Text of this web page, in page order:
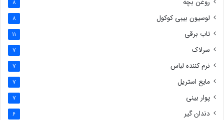
روغن بچه 8
لوسیون بیبی کوکول 8
تاب برقی 11
سرلاک 7
نرم کننده لباس 7
مایع استریل 7
پوار بینی 7
دندان گیر 6